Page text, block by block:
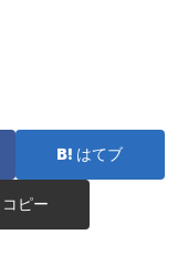
はてブ
コピー